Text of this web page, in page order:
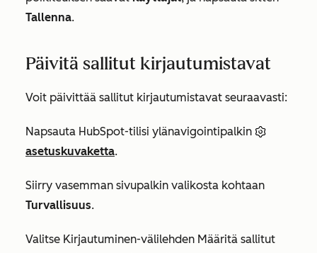
Tallenna.
Päivitä sallitut kirjautumistavat
Voit päivittää sallitut kirjautumistavat seuraavasti:
Napsauta HubSpot-tilisi ylänavigointipalkin
asetuskuvaketta.
Siirry vasemman sivupalkin valikosta kohtaan
Turvallisuus.
Valitse Kirjautuminen-välilehden Määritä sallitut